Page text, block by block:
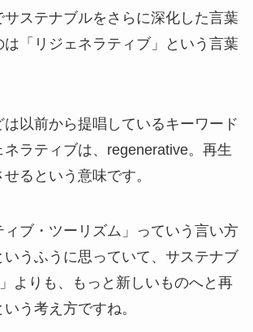
サステナブルをさらに深化した言葉
は「リジェネラティブ」という言葉
以前から提唱しているキーワード
ラティブは、regenerative。再生
るという意味です。
ィブ・ツーリズム」っていう言い方
いうふうに思っていて、サステナブ
よりも、もっと新しいものへと再
う考え方ですね。